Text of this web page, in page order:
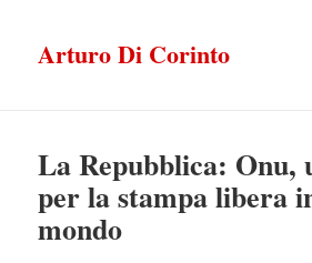
Arturo Di Corinto
La Repubblica: Onu,
per la stampa libera
mondo